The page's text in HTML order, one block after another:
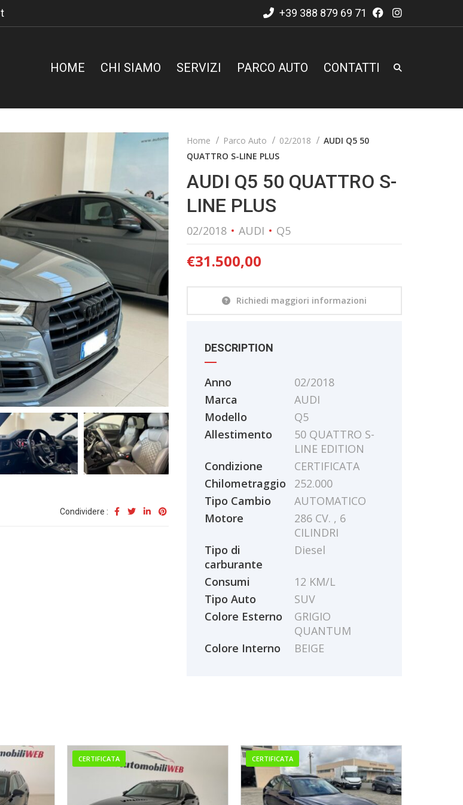
+39 388 879 69 71
HOME CHI SIAMO SERVIZI PARCO AUTO CONTATTI
Condividere :
Home Parco Auto 02/2018
AUDI Q5 50
QUATTRO S-LINE PLUS
AUDI Q5 50 QUATTRO S-
LINE PLUS
02/2018 AUDI Q5
€31.500,00
Richiedi maggiori informazioni
DESCRIPTION
Anno
02/2018
Marca
AUDI
Modello
Q5
Allestimento
50 QUATTRO S-
LINE EDITION
Condizione
CERTIFICATA
Chilometraggio
252.000
Tipo Cambio
AUTOMATICO
Motore
286 CV. , 6
CILINDRI
Tipo di
carburante
Diesel
Consumi
12 KM/L
Tipo Auto
SUV
Colore Esterno
GRIGIO
QUANTUM
Colore Interno
BEIGE
CERTIFICATA CERTIFICATA